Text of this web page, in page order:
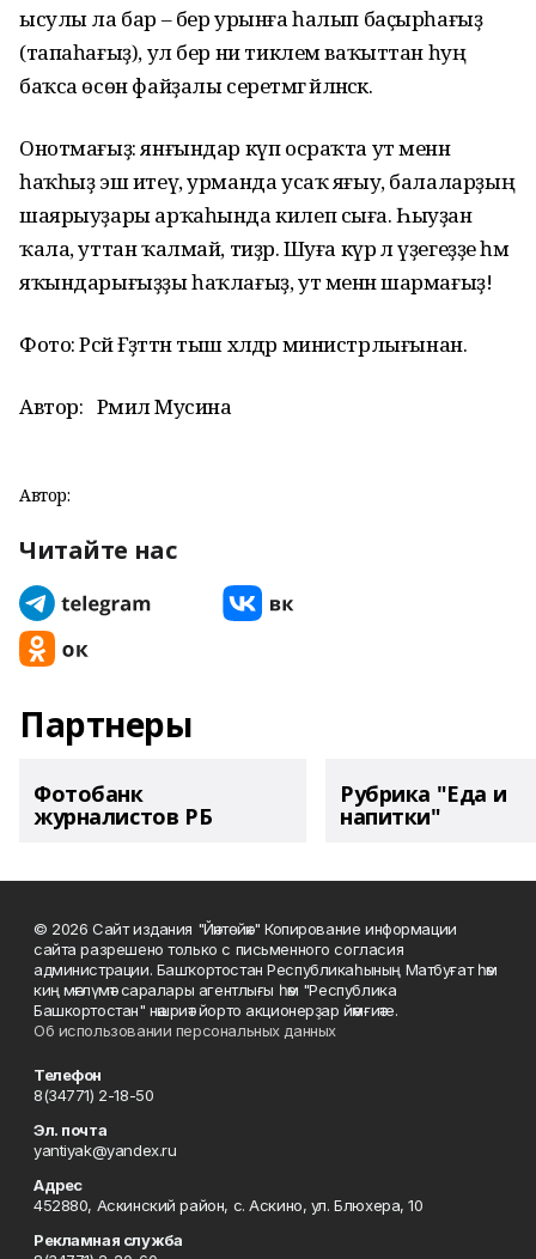
ысулы ла бар – бер урынға һалып баҫырһағыҙ
(тапаһағыҙ), ул бер ни тиклем ваҡыттан һуң
баҡса өсөн файҙалы серетмәгә әйләнәсәк.
Онотмағыҙ: янғындар күп осраҡта ут менән
һаҡһыҙ эш итеү, урманда усаҡ яғыу, балаларҙың
шаярыуҙары арҡаһында килеп сыға. Һыуҙан
ҡала, уттан ҡалмай, тиҙәр. Шуға күрә лә үҙегеҙҙе һәм
яҡындарығыҙҙы һаҡлағыҙ, ут менән шармағыҙ!
Фото: Рәсәй Ғәҙәттән тыш хәлдәр министрлығынан.
Автор: Рәмилә Мусина
Автор:
Читайте нас
Партнеры
Фотобанк
журналистов РБ
Рубрика "Еда и
напитки"
© 2026 Сайт издания "Йәнтөйәк" Копирование информации
сайта разрешено только с письменного согласия
администрации. Башҡортостан Республикаһының Матбуғат һәм
киң мәғлүмәт саралары агентлығы һәм "Республика
Башкортостан" нәшриәт йорто акционерҙар йәмғиәте.
Об использовании персональных данных
Телефон
8(34771) 2-18-50
Эл. почта
yantiyak@yandex.ru
Адрес
452880, Аскинский район, с. Аскино, ул. Блюхера, 10
Рекламная служба